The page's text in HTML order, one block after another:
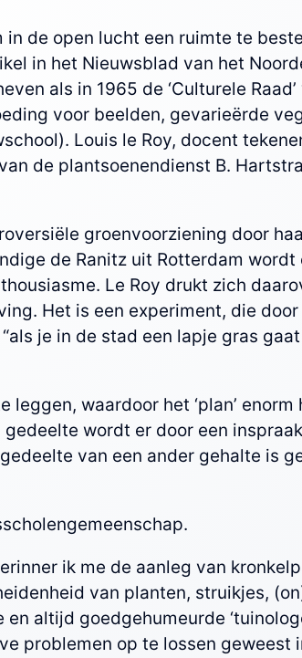
de open lucht een ruimte te
in het Nieuwsblad van het
als in 1965 de ‘Culturele
voor beelden, gevarieërde
Louis le Roy, docent
de plantsoenendienst B.
groenvoorziening door
de Ranitz uit Rotterdam wordt
Le Roy drukt zich
Het is een experiment, die
je in de stad een lapje gras
waardoor het ‘plan’
wordt er door een
van een ander gehalte is
ik me de aanleg van
van planten, struikjes,
altijd goedgehumeurde
problemen op te lossen geweest